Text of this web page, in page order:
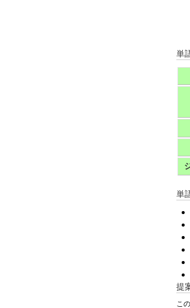
単
単
提
こ